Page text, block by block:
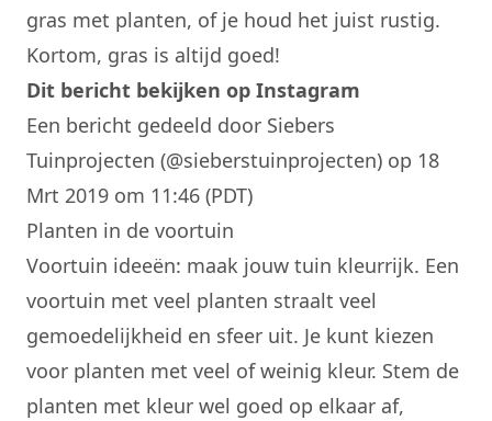
gras met planten, of je houd het juist rustig.
Kortom, gras is altijd goed!
Dit bericht bekijken op Instagram
Een bericht gedeeld door Siebers
Tuinprojecten (@sieberstuinprojecten) op 18
Mrt 2019 om 11:46 (PDT)
Planten in de voortuin
Voortuin ideeën: maak jouw tuin kleurrijk. Een
voortuin met veel planten straalt veel
gemoedelijkheid en sfeer uit. Je kunt kiezen
voor planten met veel of weinig kleur. Stem de
planten met kleur wel goed op elkaar af,